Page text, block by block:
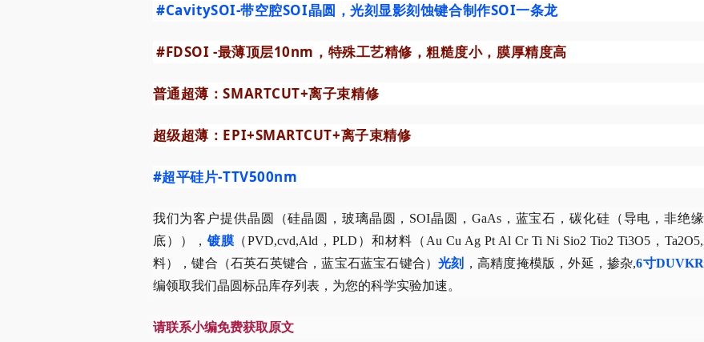
#CavitySOI-带空腔SOI晶圆，光刻显影刻蚀键合制作SOI一条龙
#FDSOI -最薄顶层10nm，特殊工艺精修，粗糙度小，膜厚精度高
普通超薄：SMARTCUT+离子束精修
超级超薄：EPI+SMARTCUT+离子束精修
#超平硅片-TTV500nm
我们为客户提供晶圆（硅晶圆，玻璃晶圆，SOI晶圆，GaAs，蓝宝石，碳化硅（导电，非绝
底））， 镀膜 （PVD,cvd,Ald，PLD）和材料（Au Cu Ag Pt Al Cr Ti Ni Sio2 Tio2 Ti3O5，
料），键合（石英石英键合，蓝宝石蓝宝石键合）光刻 ，高精度掩模版，外延，掺杂,6寸
编领取我们晶圆标品库存列表，为您的科学实验加速。
请联系小编免费获取原文